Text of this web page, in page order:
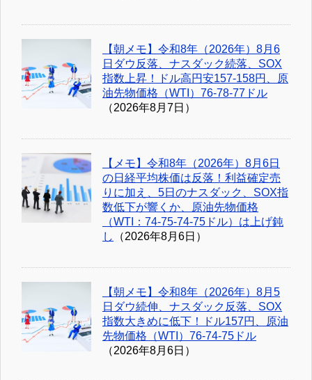
【朝メモ】令和8年（2026年）8月6
日ダウ反落、ナスダック続落、SOX
指数上昇！ドル高円安157-158円、原
油先物価格（WTI）76-78-77ドル
（2026年8月7日）
【メモ】令和8年（2026年）8月6日
の日経平均株価は反落！利益確定売
りに加え、5日のナスダック、SOX指
数低下が響くか、原油先物価格
（WTI：74-75-74-75ドル）は上げ鈍
し
（2026年8月6日）
【朝メモ】令和8年（2026年）8月5
日ダウ続伸、ナスダック反落、SOX
指数大きめに低下！ドル157円、原油
先物価格（WTI）76-74-75ドル
（2026年8月6日）